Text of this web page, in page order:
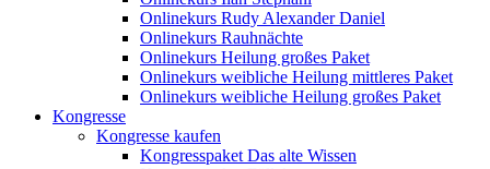
Onlinekurs Rudy Alexander Daniel
Onlinekurs Rauhnächte
Onlinekurs Heilung großes Paket
Onlinekurs weibliche Heilung mittleres Paket
Onlinekurs weibliche Heilung großes Paket
Kongresse
Kongresse kaufen
Kongresspaket Das alte Wissen